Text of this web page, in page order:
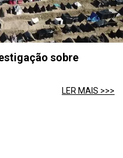
sobre
LER MAIS >>>